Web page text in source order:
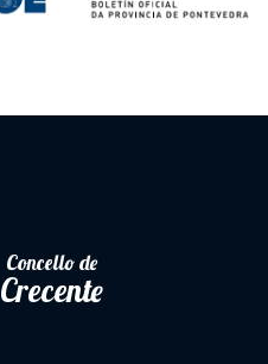
Concello de
Crecente